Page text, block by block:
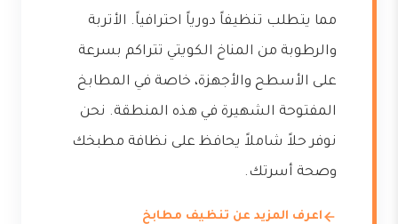
مما يتطلب تنظيفاً دورياً احترافياً. الأتربة
والرطوبة من المناخ الكويتي تتراكم بسرعة
على الأسطح والأجهزة، خاصة في المطابخ
المفتوحة الشهيرة في هذه المنطقة. نحن
نوفر حلاً شاملاً يحافظ على نظافة مطبخك
وصحة أسرتك.
اعرف المزيد عن تنظيف مطابخ